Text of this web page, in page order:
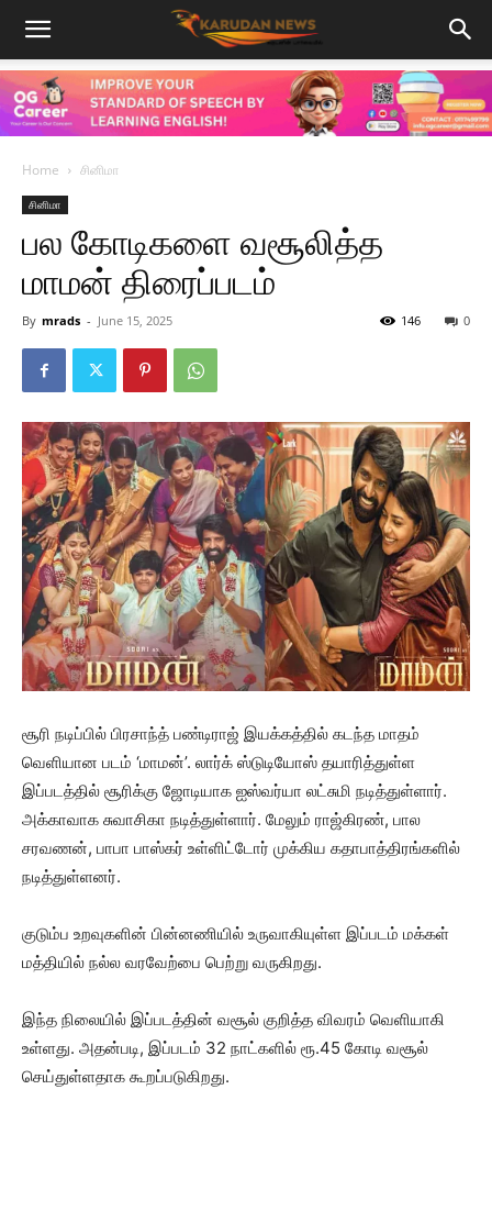
Home சினிமா
சினிமா
பல கோடிகளை வசூலித்த
மாமன் திரைப்படம்
By mrads - June 15, 2025 0
146
சூரி நடிப்பில் பிரசாந்த் பண்டிராஜ் இயக்கத்தில் கடந்த மாதம்
வெளியான படம் ‘மாமன்’. லார்க் ஸ்டுடியோஸ் தயாரித்துள்ள
இப்படத்தில் சூரிக்கு ஜோடியாக ஐஸ்வர்யா லட்சுமி நடித்துள்ளார்.
அக்காவாக சுவாசிகா நடித்துள்ளார். மேலும் ராஜ்கிரண், பால
சரவணன், பாபா பாஸ்கர் உள்ளிட்டோர் முக்கிய கதாபாத்திரங்களில்
நடித்துள்ளனர்.
குடும்ப உறவுகளின் பின்னணியில் உருவாகியுள்ள இப்படம் மக்கள்
மத்தியில் நல்ல வரவேற்பை பெற்று வருகிறது.
இந்த நிலையில் இப்படத்தின் வசூல் குறித்த விவரம் வெளியாகி
உள்ளது. அதன்படி, இப்படம் 32 நாட்களில் ரூ.45 கோடி வசூல்
செய்துள்ளதாக கூறப்படுகிறது.